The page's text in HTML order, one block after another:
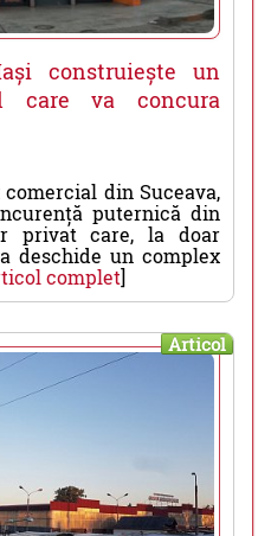
construiește un
care va concura
din Suceava,
puternică din
privat care, la doar
deschide un complex
complet]
Articol